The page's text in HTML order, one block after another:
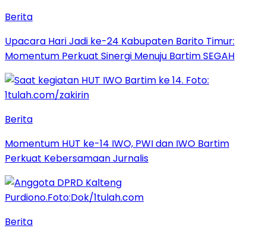
Berita
Upacara Hari Jadi ke-24 Kabupaten Barito Timur:
Momentum Perkuat Sinergi Menuju Bartim SEGAH
Berita
Momentum HUT ke-14 IWO, PWI dan IWO Bartim
Perkuat Kebersamaan Jurnalis
Berita